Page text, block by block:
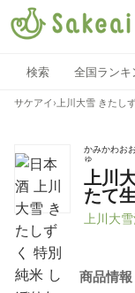
検索 全国ランキ
サケアイ ›上川大雪 きたし
かみかわお
ゅ
上川
たて
上川大
商品情報